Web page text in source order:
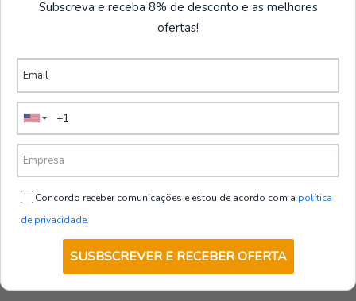
PROMOÇÕES
Exclusivas de 01/07 até 30/08
48H
Envio gratuito em
encomendas superiores
ilhas.
Todos os pagamentos
na loja são seguros
Subscreva e receba 8% de desconto e as melhores
ofertas!
Concordo receber comunicações e estou de acordo com a política
de privacidade.
SUSBSCREVER E RECEBER OFERTA